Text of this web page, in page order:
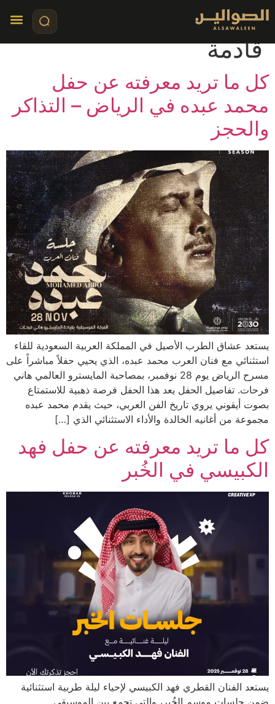
Event Condition:
قادمة
كل ما تريد معرفته عن حفل
محمد عبده في الرياض – التذاكر
والحجز
يستعد عشاق الطرب الأصيل في المملكة العربية السعودية للقاء
استثنائي مع فنان العرب محمد عبده، الذي يحيي حفلاً مباشراً على
مسرح الرياض يوم 28 نوفمبر، بمصاحبة المايسترو العالمي هاني
فرحات. تفاصيل الحفل يعد هذا الحفل فرصة ذهبية للاستمتاع
بصوت أيقوني يروي تاريخ الفن العربي، حيث يقدم محمد عبده
مجموعة من أغانيه الخالدة والأداء الاستثنائي الذي […]
كل ما تريد معرفته عن حفل فهد
الكبيسي في الخُبر
يستعد الفنان القطري فهد الكبيسي لإحياء ليلة طربية استثنائية